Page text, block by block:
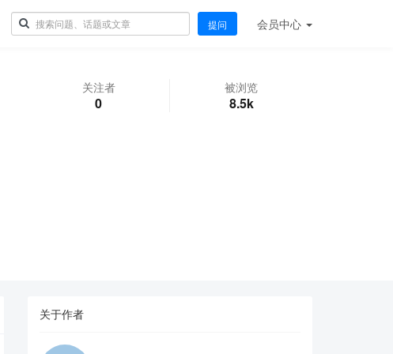
提问 会员中心
关注者
0
被浏览
8.5k
关于作者